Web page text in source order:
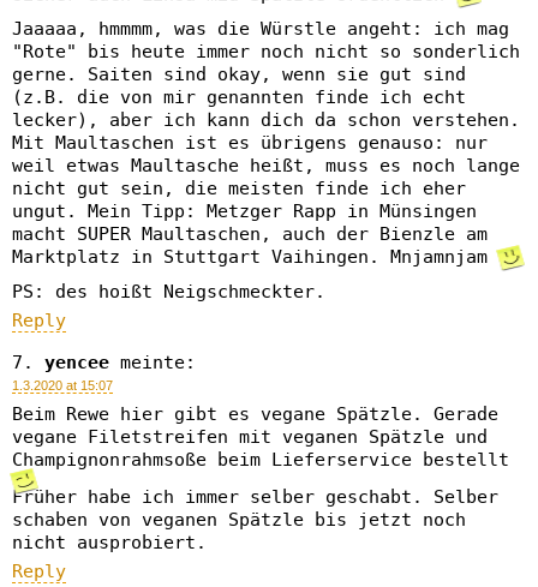
Jaaaaa, hmmmm, was die Würstle angeht: ich mag
"Rote" bis heute immer noch nicht so sonderlich
gerne. Saiten sind okay, wenn sie gut sind
(z.B. die von mir genannten finde ich echt
lecker), aber ich kann dich da schon verstehen.
Mit Maultaschen ist es übrigens genauso: nur
weil etwas Maultasche heißt, muss es noch lange
nicht gut sein, die meisten finde ich eher
ungut. Mein Tipp: Metzger Rapp in Münsingen
macht SUPER Maultaschen, auch der Bienzle am
Marktplatz in Stuttgart Vaihingen. Mnjamnjam
PS: des hoißt Neigschmeckter.
Reply
yencee meinte:
1.3.2020 at 15:07
Beim Rewe hier gibt es vegane Spätzle. Gerade
vegane Filetstreifen mit veganen Spätzle und
Champignonrahmsoße beim Lieferservice bestellt
Früher habe ich immer selber geschabt. Selber
schaben von veganen Spätzle bis jetzt noch
nicht ausprobiert.
Reply